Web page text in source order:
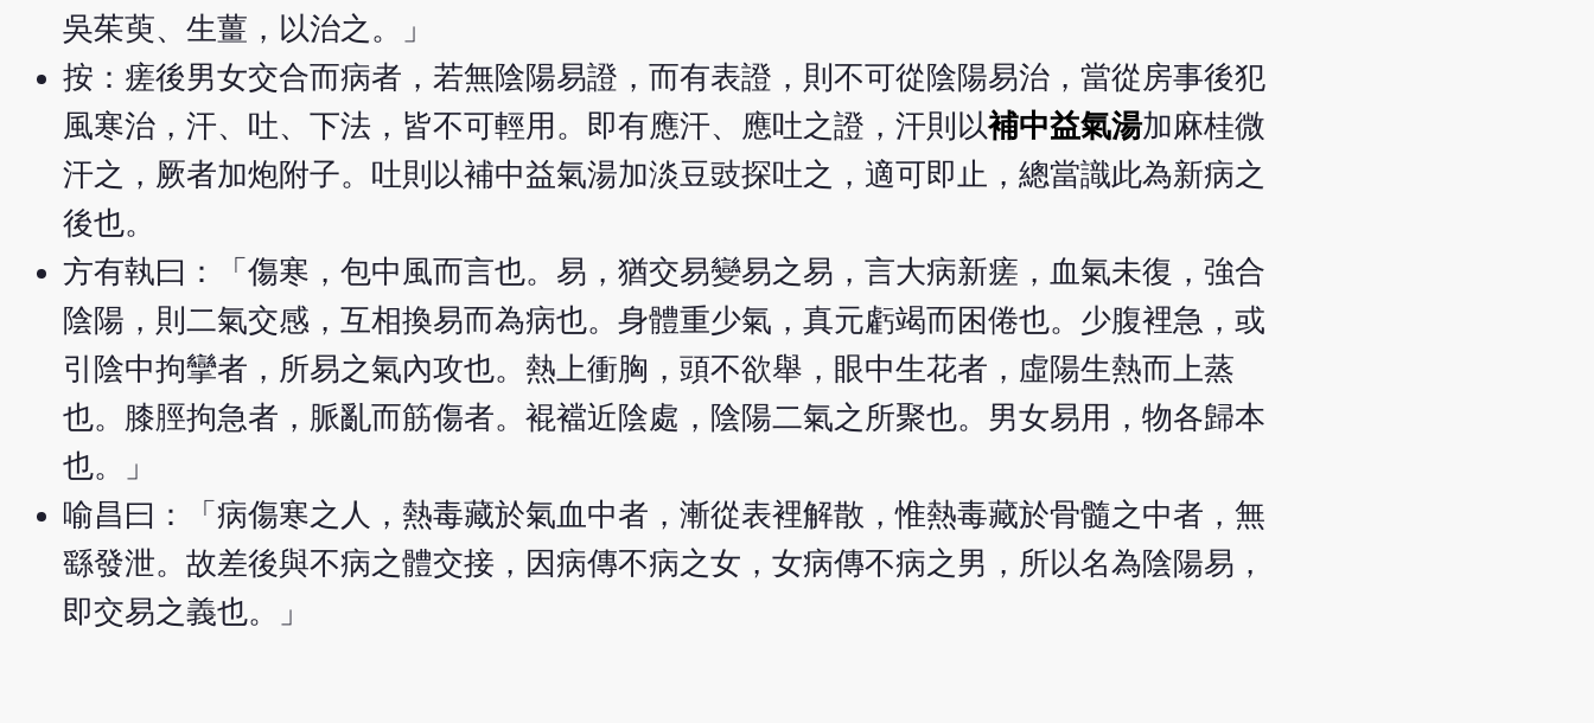
吳茱萸、生薑，以治之。」
按：瘥後男女交合而病者，若無陰陽易證，而有表證，則不可從陰陽易治，當從房事後犯
風寒治，汗、吐、下法，皆不可輕用。即有應汗、應吐之證，汗則以補中益氣湯加麻桂微
汗之，厥者加炮附子。吐則以補中益氣湯加淡豆豉探吐之，適可即止，總當識此為新病之
後也。
方有執曰：「傷寒，包中風而言也。易，猶交易變易之易，言大病新瘥，血氣未復，強合
陰陽，則二氣交感，互相換易而為病也。身體重少氣，真元虧竭而困倦也。少腹裡急，或
引陰中拘攣者，所易之氣內攻也。熱上衝胸，頭不欲舉，眼中生花者，虛陽生熱而上蒸
也。膝脛拘急者，脈亂而筋傷者。裩襠近陰處，陰陽二氣之所聚也。男女易用，物各歸本
也。」
喻昌曰：「病傷寒之人，熱毒藏於氣血中者，漸從表裡解散，惟熱毒藏於骨髓之中者，無
繇發泄。故差後與不病之體交接，因病傳不病之女，女病傳不病之男，所以名為陰陽易，
即交易之義也。」